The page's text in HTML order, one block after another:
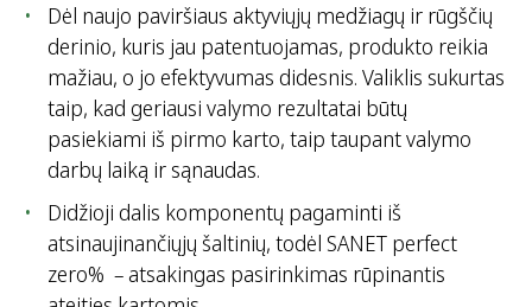
Dėl naujo paviršiaus aktyviųjų medžiagų ir rūgščių
derinio, kuris jau patentuojamas, produkto reikia
mažiau, o jo efektyvumas didesnis. Valiklis sukurtas
taip, kad geriausi valymo rezultatai būtų
pasiekiami iš pirmo karto, taip taupant valymo
darbų laiką ir sąnaudas.
Didžioji dalis komponentų pagaminti iš
atsinaujinančiųjų šaltinių, todėl SANET perfect
zero% – atsakingas pasirinkimas rūpinantis